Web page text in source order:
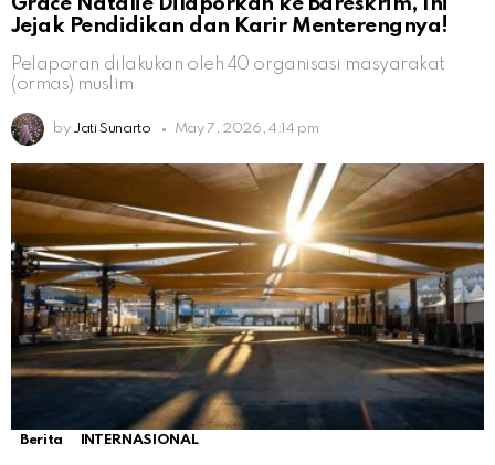
Jejak Pendidikan dan Karir Menterengnya!
Pelaporan dilakukan oleh 40 organisasi masyarakat
(ormas) muslim
by Jati Sunarto May 7, 2026, 4:14 pm
Berita INTERNASIONAL